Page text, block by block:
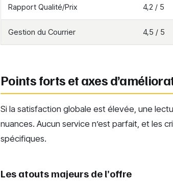
Rapport Qualité/Prix 4,2 / 5
Gestion du Courrier 4,5 / 5
Points forts et axes
Si la satisfaction globale est élevée, une
nuances. Aucun service n’est parfait, et les
spécifiques.
Les atouts majeurs de l’offre